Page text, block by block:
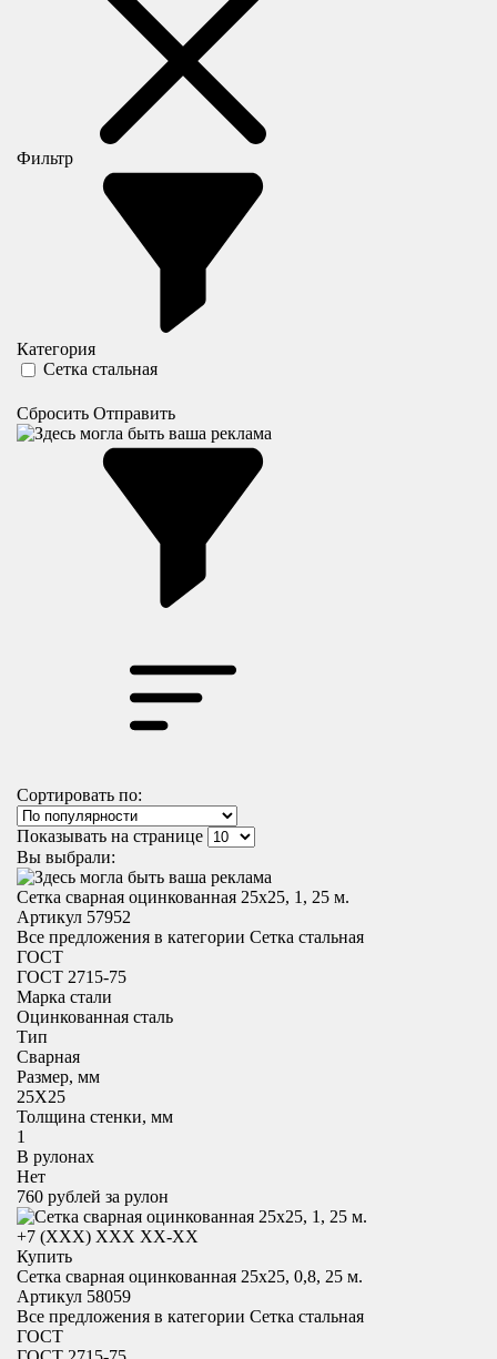
Фильтр
Категория
Сетка стальная
Сбросить Отправить
Сортировать по:
Показывать на странице
Вы выбрали:
Сетка сварная оцинкованная 25х25, 1, 25 м.
Артикул 57952
Все предложения в категории Сетка стальная
ГОСТ
ГОСТ 2715-75
Марка стали
Оцинкованная сталь
Тип
Сварная
Размер, мм
25X25
Толщина стенки, мм
1
В рулонах
Нет
760 рублей за рулон
+7 (XXX) ХХХ ХХ-ХХ
Купить
Сетка сварная оцинкованная 25х25, 0,8, 25 м.
Артикул 58059
Все предложения в категории Сетка стальная
ГОСТ